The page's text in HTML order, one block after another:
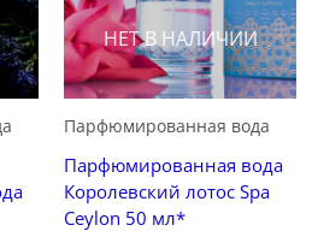
НЕТ В НАЛИЧИИ
Парфюмированная вода
Парфюмированная вода
Королевский лотос Spa
Ceylon 50 мл*